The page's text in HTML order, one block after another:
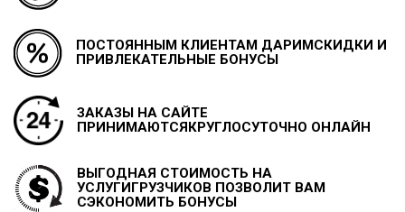
ПОСТОЯННЫМ КЛИЕНТАМ ДАРИМ СКИДКИ И
ПРИВЛЕКАТЕЛЬНЫЕ БОНУСЫ
ЗАКАЗЫ НА САЙТЕ
ПРИНИМАЮТСЯ КРУГЛОСУТОЧНО ОНЛАЙН
ВЫГОДНАЯ СТОИМОСТЬ НА
УСЛУГИГРУЗЧИКОВ ПОЗВОЛИТ ВАМ
СЭКОНОМИТЬ БОНУСЫ